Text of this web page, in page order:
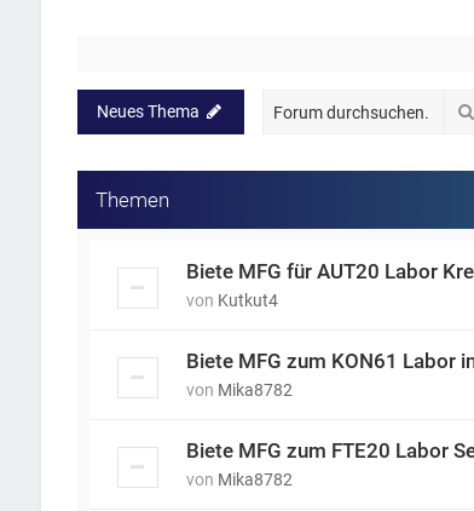
Neues Thema
Themen
Biete MFG für AUT20 Labor
von Kutkut4
Biete MFG zum KON61 Labor
von Mika8782
Biete MFG zum FTE20 Labor
von Mika8782